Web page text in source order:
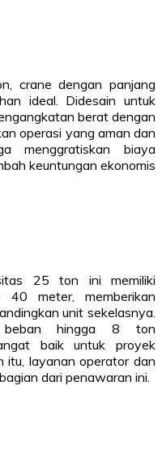
crane dengan panjang
ideal. Didesain untuk
berat dengan
operasi yang aman dan
menggratiskan biaya
keuntungan ekonomis
25 ton ini memiliki
40 meter, memberikan
unit sekelasnya.
beban hingga 8 ton
baik untuk proyek
itu, layanan operator dan
dari penawaran ini.